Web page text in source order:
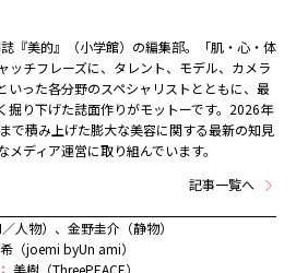
『美的』（小学館）の編集部。「肌・心・体
ッチフレーズに、タレント、モデル、カメラ
いった各分野のスペシャリストとともに、最
掘り下げた誌面作りがモットーです。2026年
で積み上げた膨大な美容に関する最新の知見
ディア運営に取り組んでいます。
記事一覧へ
人物）、金野圭介（静物）
（joemi byUn ami）
美樹（ThreePEACE）